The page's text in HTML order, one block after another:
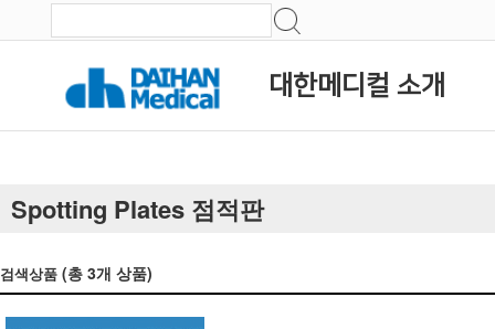
대한메디컬 소개
Spotting Plates 점적판
검색상품 (총 3개 상품)